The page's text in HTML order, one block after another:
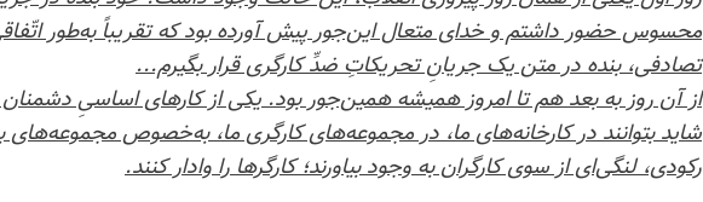
محسوس حضور داشتم و خدای متعال این‌جور پیش آورده بود که تقریباً به‌‌‌طور
تصادفی، بنده در متن یک جریانِ تحریکاتِ ضدِّ کارگری قرار بگیرم...
از آن روز به بعد هم تا امروز همیشه همین‌جور بود. یکی از کارهای اساسیِ
شاید بتوانند در کارخانه‌های ما، در مجموعه‌های کارگری ما، به‌خصوص
رکودی، لنگی‌ای از سوی کارگران به وجود بیاورند؛ کارگرها را وادار کنند.